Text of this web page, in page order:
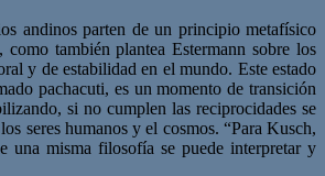
andinos parten de un principio metafísico
también plantea Estermann sobre los
y de estabilidad en el mundo. Este estado
pachacuti, es un momento de transición
si no cumplen las reciprocidades se
seres humanos y el cosmos. “Para Kusch,
una misma filosofía se puede interpretar y